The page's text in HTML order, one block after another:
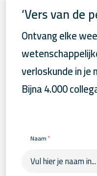
‘Vers van de
Ontvang elke
verloskunde in je
Bijna 4.000
Naam*